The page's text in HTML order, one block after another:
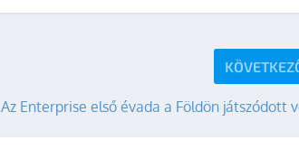
Az Enterprise első évada a Földön játszódott